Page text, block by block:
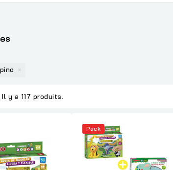
Il y a 117 produits.
Pack